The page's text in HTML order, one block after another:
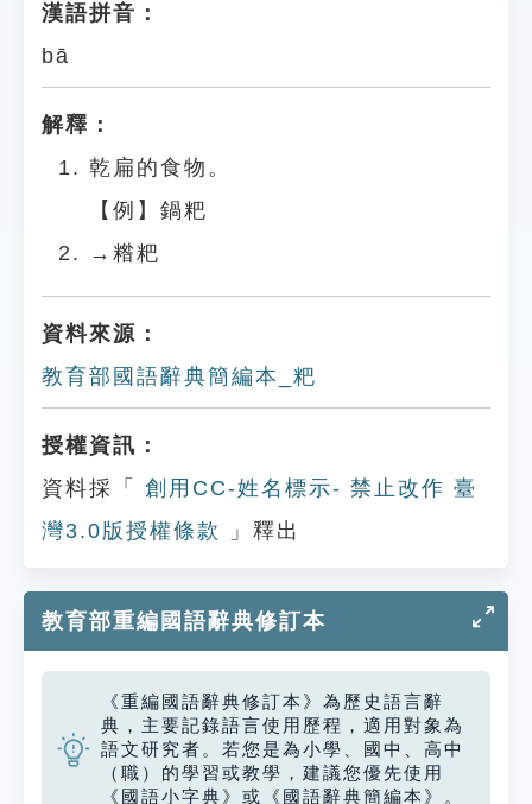
漢語拼音：
bā
解釋：
乾扁的食物。
【例】鍋粑
→糌粑
資料來源：
教育部國語辭典簡編本_粑
授權資訊：
資料採「
創用CC-姓名標示- 禁止改作 臺
灣3.0版授權條款
」釋出
教育部重編國語辭典修訂本
《重編國語辭典修訂本》為歷史語言辭
典，主要記錄語言使用歷程，適用對象為
語文研究者。若您是為小學、國中、高中
（職）的學習或教學，建議您優先使用
《國語小字典》或《國語辭典簡編本》。